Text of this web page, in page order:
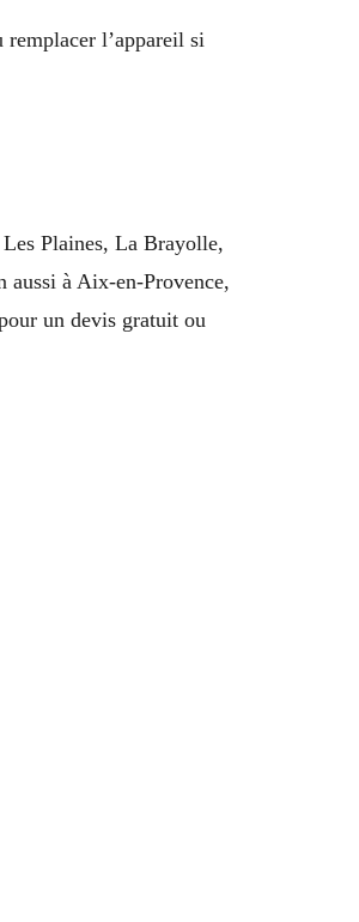
l’appareil si
Plaines, La Brayolle,
aussi à Aix-en-Provence,
un devis gratuit ou